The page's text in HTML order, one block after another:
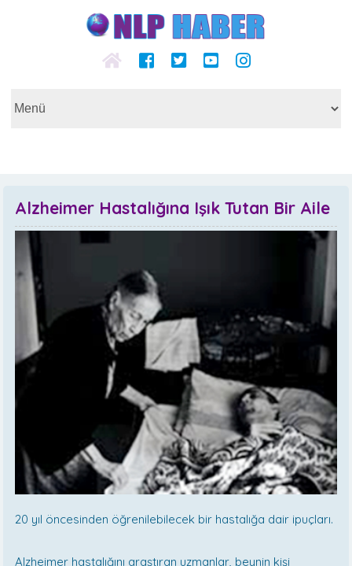
Alzheimer Hastalığına Işık Tutan Bir Aile
20 yıl öncesinden öğrenilebilecek bir hastalığa dair ipuçları.
Alzheimer hastalığını araştıran uzmanlar, beynin kişi